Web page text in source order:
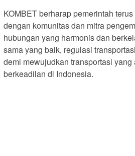
KOMBET berharap pemerintah
dengan komunitas dan mitra
hubungan yang harmonis dan
sama yang baik, regulasi
demi mewujudkan transportasi yang
berkeadilan di Indonesia.